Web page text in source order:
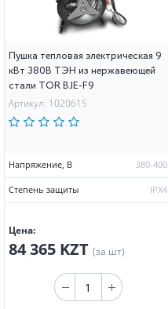
Пушка тепловая электрическая 9
кВт 380В ТЭН из нержавеющей
стали TOR BJE-F9
Артикул: 1020615
Напряжение, В 380-400
Степень защиты IPX4
Цена:
84 365 KZT (за шт)